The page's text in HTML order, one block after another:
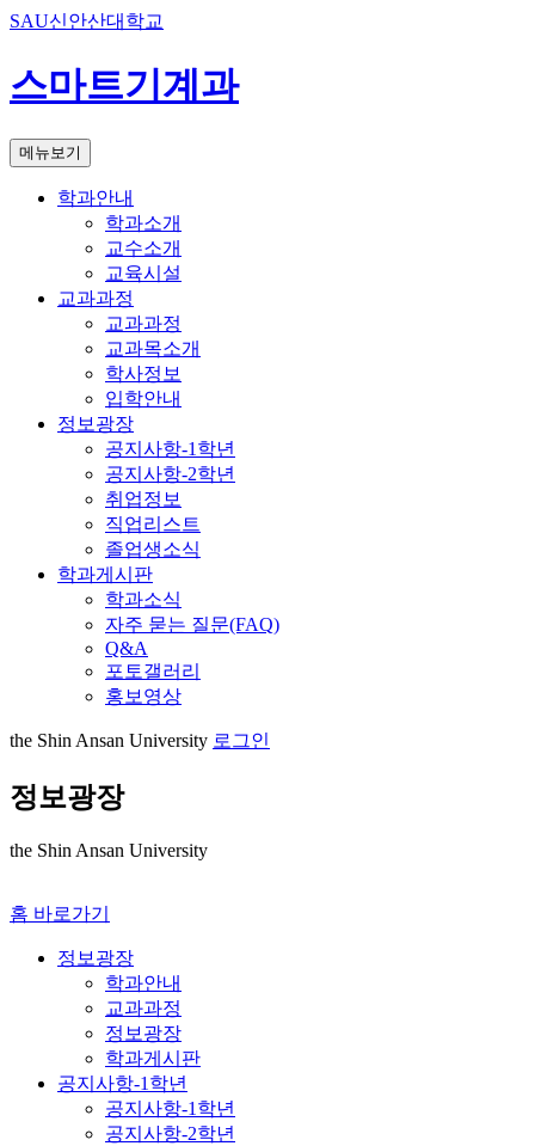
SAU신안산대학교
스마트기계과
메뉴보기
학과안내
학과소개
교수소개
교육시설
교과과정
교과과정
교과목소개
학사정보
입학안내
정보광장
공지사항-1학년
공지사항-2학년
취업정보
직업리스트
졸업생소식
학과게시판
학과소식
자주 묻는 질문(FAQ)
Q&A
포토갤러리
홍보영상
the Shin Ansan University 로그인
정보광장
the Shin Ansan University
홈 바로가기
정보광장
학과안내
교과과정
정보광장
학과게시판
공지사항-1학년
공지사항-1학년
공지사항-2학년